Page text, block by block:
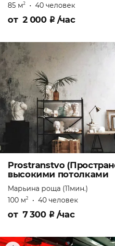
85 м2 • 40 человек
от 2 000 ₽ /час
Prostranstvo
высокими потолками
Марьина роща (11мин.)
100 м2 • 40 человек
от 7 300 ₽ /час